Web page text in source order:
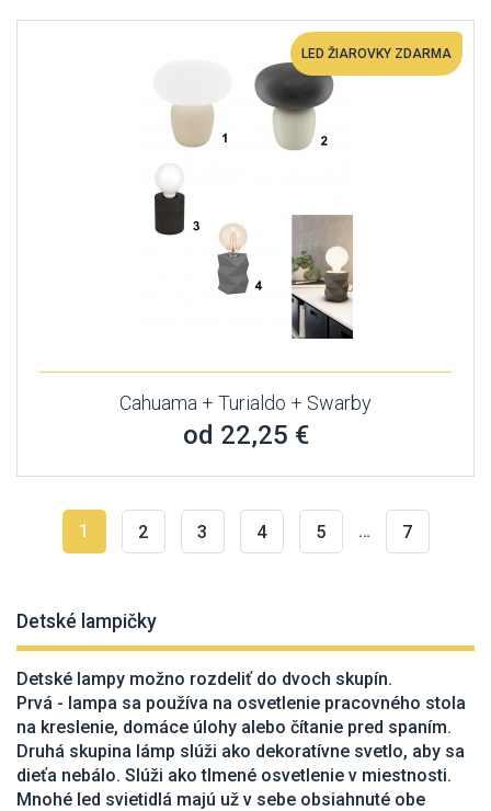
LED ŽIAROVKY ZDARMA
Cahuama + Turialdo + Swarby
od 22,25 €
1 2 3 4 5 … 7
Detské lampičky
Detské lampy možno rozdeliť do dvoch skupín.
Prvá - lampa sa používa na osvetlenie pracovného stola
na kreslenie, domáce úlohy alebo čítanie pred spaním.
Druhá skupina lámp slúži ako dekoratívne svetlo, aby sa
dieťa nebálo. Slúži ako tlmené osvetlenie v miestnosti.
Mnohé led svietidlá majú už v sebe obsiahnuté obe